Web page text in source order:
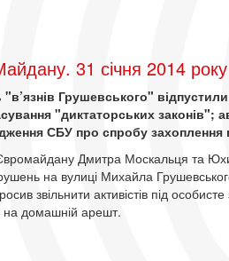
31 січня 2014 року
"в’язнів Грушевського"
"диктаторських
СБУ про спробу захоплення
Євромайдану Дмитра Москальця та
на вулиці Михайла
звільнити активістів під
домашній арешт.